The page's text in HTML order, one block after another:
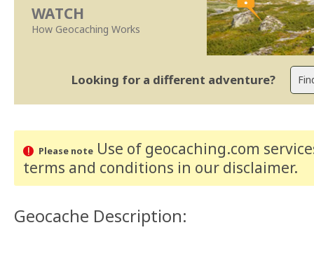
WATCH
How Geocaching Works
Looking for a different adventure?
Please noteUse of geocaching.com
terms and conditions in our disclaimer.
Geocache Description: